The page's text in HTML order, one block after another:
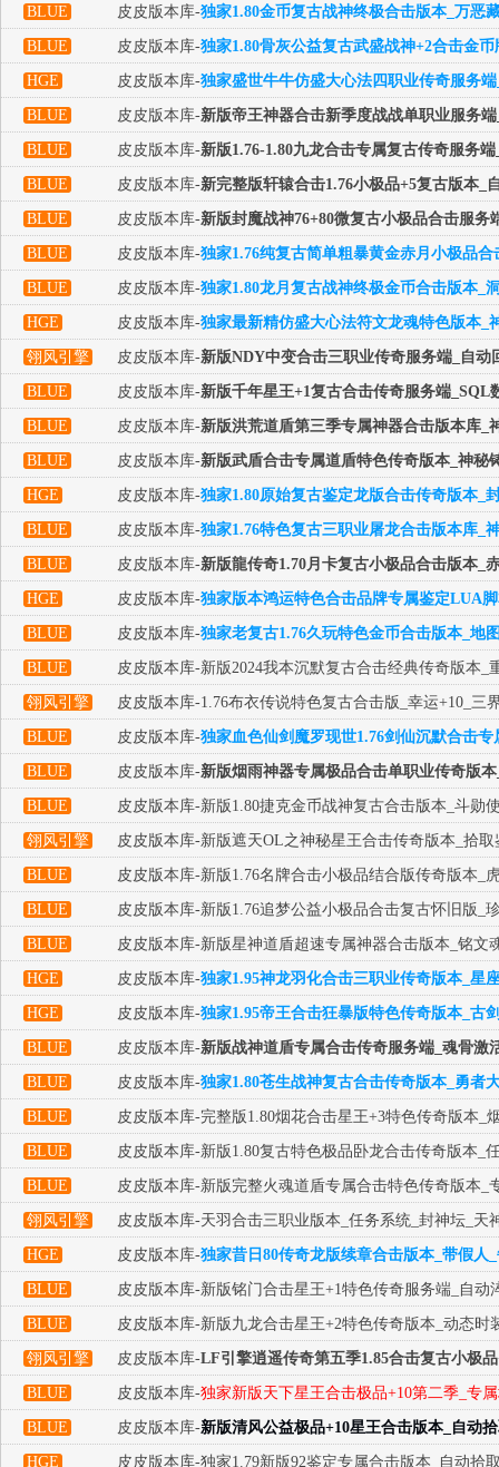
BLUE 皮皮版本库-独家1.80金币复古战神终极合击版本_万恶
BLUE 皮皮版本库-独家1.80骨灰公益复古武盛战神+2合击金
HGE 皮皮版本库-独家盛世牛牛仿盛大心法四职业传奇服务
BLUE 皮皮版本库-新版帝王神器合击新季度战战单职业服务
BLUE 皮皮版本库-新版1.76-1.80九龙合击专属复古传奇服务
BLUE 皮皮版本库-新完整版轩辕合击1.76小极品+5复古版本_
BLUE 皮皮版本库-新版封魔战神76+80微复古小极品合击服务
BLUE 皮皮版本库-独家1.76纯复古简单粗暴黄金赤月小极品
BLUE 皮皮版本库-独家1.80龙月复古战神终极金币合击版本_
HGE 皮皮版本库-独家最新精仿盛大心法符文龙魂特色版本_
翎风引擎 皮皮版本库-新版NDY中变合击三职业传奇服务端_自动
BLUE 皮皮版本库-新版千年星王+1复古合击传奇服务端_SQL
BLUE 皮皮版本库-新版洪荒道盾第三季专属神器合击版本库_
BLUE 皮皮版本库-新版武盾合击专属道盾特色传奇版本_神秘
HGE 皮皮版本库-独家1.80原始复古鉴定龙版合击传奇版本_
BLUE 皮皮版本库-独家1.76特色复古三职业屠龙合击版本库_
BLUE 皮皮版本库-新版龍传奇1.70月卡复古小极品合击版本_
HGE 皮皮版本库-独家版本鸿运特色合击品牌专属鉴定LUA
BLUE 皮皮版本库-独家老复古1.76久玩特色金币合击版本_地
BLUE 皮皮版本库-新版2024我本沉默复古合击经典传奇版本_
翎风引擎 皮皮版本库-1.76布衣传说特色复古合击版_幸运+10_三
BLUE 皮皮版本库-独家血色仙剑魔罗现世1.76剑仙沉默合击
BLUE 皮皮版本库-新版烟雨神器专属极品合击单职业传奇版
BLUE 皮皮版本库-新版1.80捷克金币战神复古合击版本_斗勋
翎风引擎 皮皮版本库-新版遮天OL之神秘星王合击传奇版本_拾
BLUE 皮皮版本库-新版1.76名牌合击小极品结合版传奇版本_
BLUE 皮皮版本库-新版1.76追梦公益小极品合击复古怀旧版_
BLUE 皮皮版本库-新版星神道盾超速专属神器合击版本_铭文
HGE 皮皮版本库-独家1.95神龙羽化合击三职业传奇版本_星
HGE 皮皮版本库-独家1.95帝王合击狂暴版特色传奇版本_古
BLUE 皮皮版本库-新版战神道盾专属合击传奇服务端_魂骨激
BLUE 皮皮版本库-独家1.80苍生战神复古合击传奇版本_勇者
BLUE 皮皮版本库-完整版1.80烟花合击星王+3特色传奇版本_
BLUE 皮皮版本库-新版1.80复古特色极品卧龙合击传奇版本_
BLUE 皮皮版本库-新版完整火魂道盾专属合击特色传奇版本_
翎风引擎 皮皮版本库-天羽合击三职业版本_任务系统_封神坛_天
HGE 皮皮版本库-独家昔日80传奇龙版续章合击版本_带假人
BLUE 皮皮版本库-新版铭门合击星王+1特色传奇服务端_自动
BLUE 皮皮版本库-新版九龙合击星王+2特色传奇版本_动态时
翎风引擎 皮皮版本库-LF引擎逍遥传奇第五季1.85合击复古小极
BLUE 皮皮版本库-独家新版天下星王合击极品+10第二季_专
BLUE 皮皮版本库-新版清风公益极品+10星王合击版本_自动
HGE 皮皮版本库-独家1.79新版92鉴定专属合击版本_自动拾